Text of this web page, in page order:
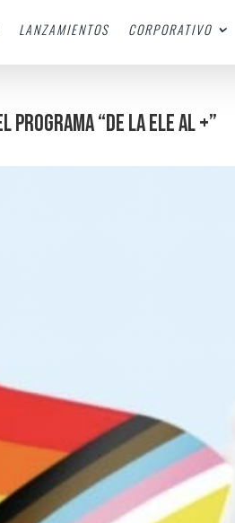
LANZAMIENTOS CORPORATIVO
“De La Ele Al +”